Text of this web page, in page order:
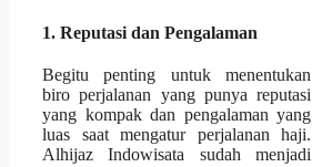
1. Reputasi dan Pengalaman
Begitu penting untuk menentukan
biro perjalanan yang punya reputasi
yang kompak dan pengalaman yang
luas saat mengatur perjalanan haji.
Alhijaz Indowisata sudah menjadi